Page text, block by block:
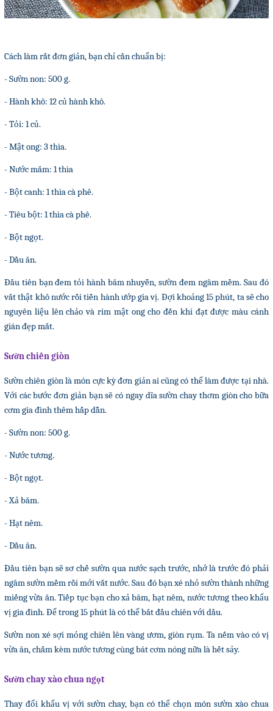
Cách làm rất đơn giản, bạn chỉ cần chuẩn bị:
- Sườn non: 500 g.
- Hành khô: 12 củ hành khô.
- Tỏi: 1 củ.
- Mật ong: 3 thìa.
- Nước mắm: 1 thìa
- Bột canh: 1 thìa cà phê.
- Tiêu bột: 1 thìa cà phê.
- Bột ngọt.
- Dầu ăn.
Đầu tiên bạn đem tỏi hành băm nhuyễn, sườn đem ngâm mềm. Sau đó
vắt thật khô nước rồi tiến hành ướp gia vị. Đợi khoảng 15 phút, ta sẽ cho
nguyên liệu lên chảo và rim mật ong cho đến khi đạt được màu cánh
gián đẹp mắt.
Sườn chiên giòn
Sườn chiên giòn là món cực kỳ đơn giản ai cũng có thể làm được tại nhà.
Với các bước đơn giản bạn sẽ có ngay dĩa sườn chay thơm giòn cho bữa
cơm gia đình thêm hấp dẫn.
- Sườn non: 500 g.
- Nước tương.
- Bột ngọt.
- Xả băm.
- Hạt nêm.
- Dầu ăn.
Đầu tiên bạn sẽ sơ chế sườn qua nước sạch trước, nhớ là trước đó phải
ngâm sườn mềm rồi mới vắt nước. Sau đó bạn xé nhỏ sườn thành những
miếng vừa ăn. Tiếp tục bạn cho xả băm, hạt nêm, nước tương theo khẩu
vị gia đình. Để trong 15 phút là có thể bắt đầu chiên với dầu.
Sườn non xé sợi mỏng chiên lên vàng ươm, giòn rụm. Ta nếm vào có vị
vừa ăn, chấm kèm nước tương cùng bát cơm nóng nữa là hết sảy.
Sườn chay xào chua ngọt
Thay đổi khẩu vị với sườn chay, bạn có thể chọn món sườn xào chua